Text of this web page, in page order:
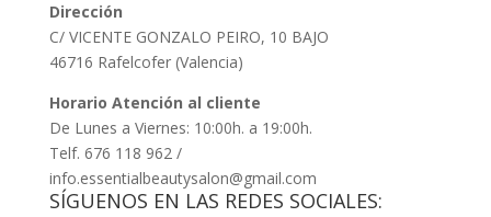
Dirección
C/ VICENTE GONZALO PEIRO, 10 BAJO
46716 Rafelcofer (Valencia)
Horario Atención al cliente
De Lunes a Viernes: 10:00h. a 19:00h.
Telf. 676 118 962 /
info.essentialbeautysalon@gmail.com
SÍGUENOS EN LAS REDES SOCIALES: